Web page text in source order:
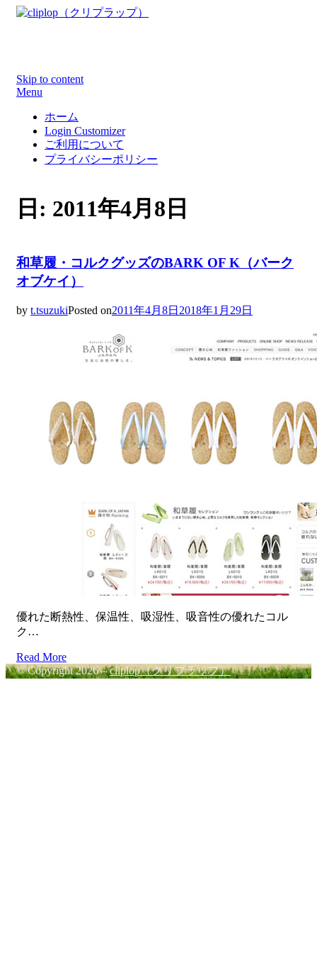
Skip to content
Menu
ホーム
Login Customizer
ご利用について
プライバシーポリシー
日: 2011年4月8日
和草履・コルクグッズのBARK OF K（バーク
オブケイ）
by t.tsuzukiPosted on2011年4月8日 2018年1月29日
優れた断熱性、保温性、吸湿性、吸音性の優れたコル
ク…
Read More
© Copyright 2026 –cliplop（クリプラップ）